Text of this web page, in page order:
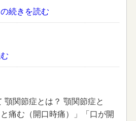
続きを読む
顎関節症とは？ 顎関節症と
痛む（開口時痛）」「口が開